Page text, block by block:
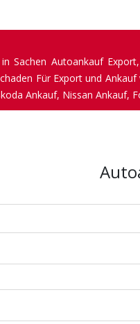
Sachen Autoankauf
Für Export und
Ankauf, Nissan Ankauf,